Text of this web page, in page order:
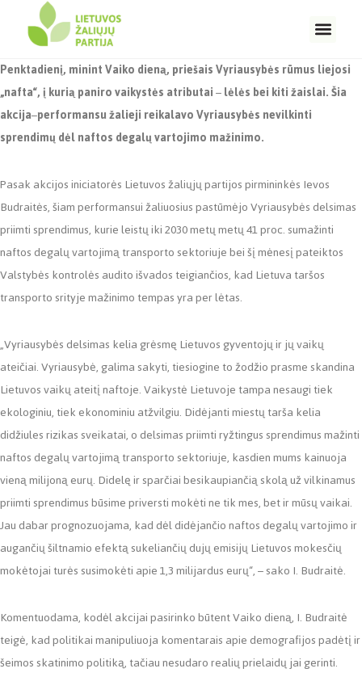
Penktadienį, minint Vaiko dieną, priešais Vyriausybės rūmus liejosi
„nafta“, į kurią paniro vaikystės atributai–lėlės bei kiti žaislai. Šia
akcija–performansu žalieji reikalavo Vyriausybės nevilkinti
sprendimų dėl naftos degalų vartojimo mažinimo.
Pasak akcijos iniciatorės Lietuvos žaliųjų partijos pirmininkės Ievos
Budraitės, šiam performansui žaliuosius pastūmėjo Vyriausybės delsimas
priimti sprendimus, kurie leistų iki 2030 metų metų 41 proc. sumažinti
naftos degalų vartojimą transporto sektoriuje bei šį mėnesį pateiktos
Valstybės kontrolės audito išvados teigiančios, kad Lietuva taršos
transporto srityje mažinimo tempas yra per lėtas.
„Vyriausybės delsimas kelia grėsmę Lietuvos gyventojų ir jų vaikų
ateičiai. Vyriausybė, galima sakyti, tiesiogine to žodžio prasme skandina
Lietuvos vaikų ateitį naftoje. Vaikystė Lietuvoje tampa nesaugi tiek
ekologiniu, tiek ekonominiu atžvilgiu. Didėjanti miestų tarša kelia
didžiules rizikas sveikatai, o delsimas priimti ryžtingus sprendimus mažinti
naftos degalų vartojimą transporto sektoriuje, kasdien mums kainuoja
vieną milijoną eurų. Didelę ir sparčiai besikaupiančią skolą už vilkinamus
priimti sprendimus būsime priversti mokėti ne tik mes, bet ir mūsų vaikai.
Jau dabar prognozuojama, kad dėl didėjančio naftos degalų vartojimo ir
augančių šiltnamio efektą sukeliančių dujų emisijų Lietuvos mokesčių
mokėtojai turės susimokėti apie 1,3 milijardus eurų“, – sako I. Budraitė.
Komentuodama, kodėl akcijai pasirinko būtent Vaiko dieną, I. Budraitė
teigė, kad politikai manipuliuoja komentarais apie demografijos padėtį ir
šeimos skatinimo politiką, tačiau nesudaro realių prielaidų jai gerinti.